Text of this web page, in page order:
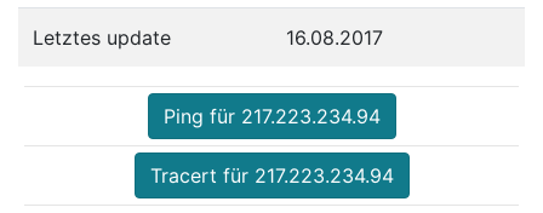
Letztes update 16.08.2017
Ping für 217.223.234.94
Tracert für 217.223.234.94